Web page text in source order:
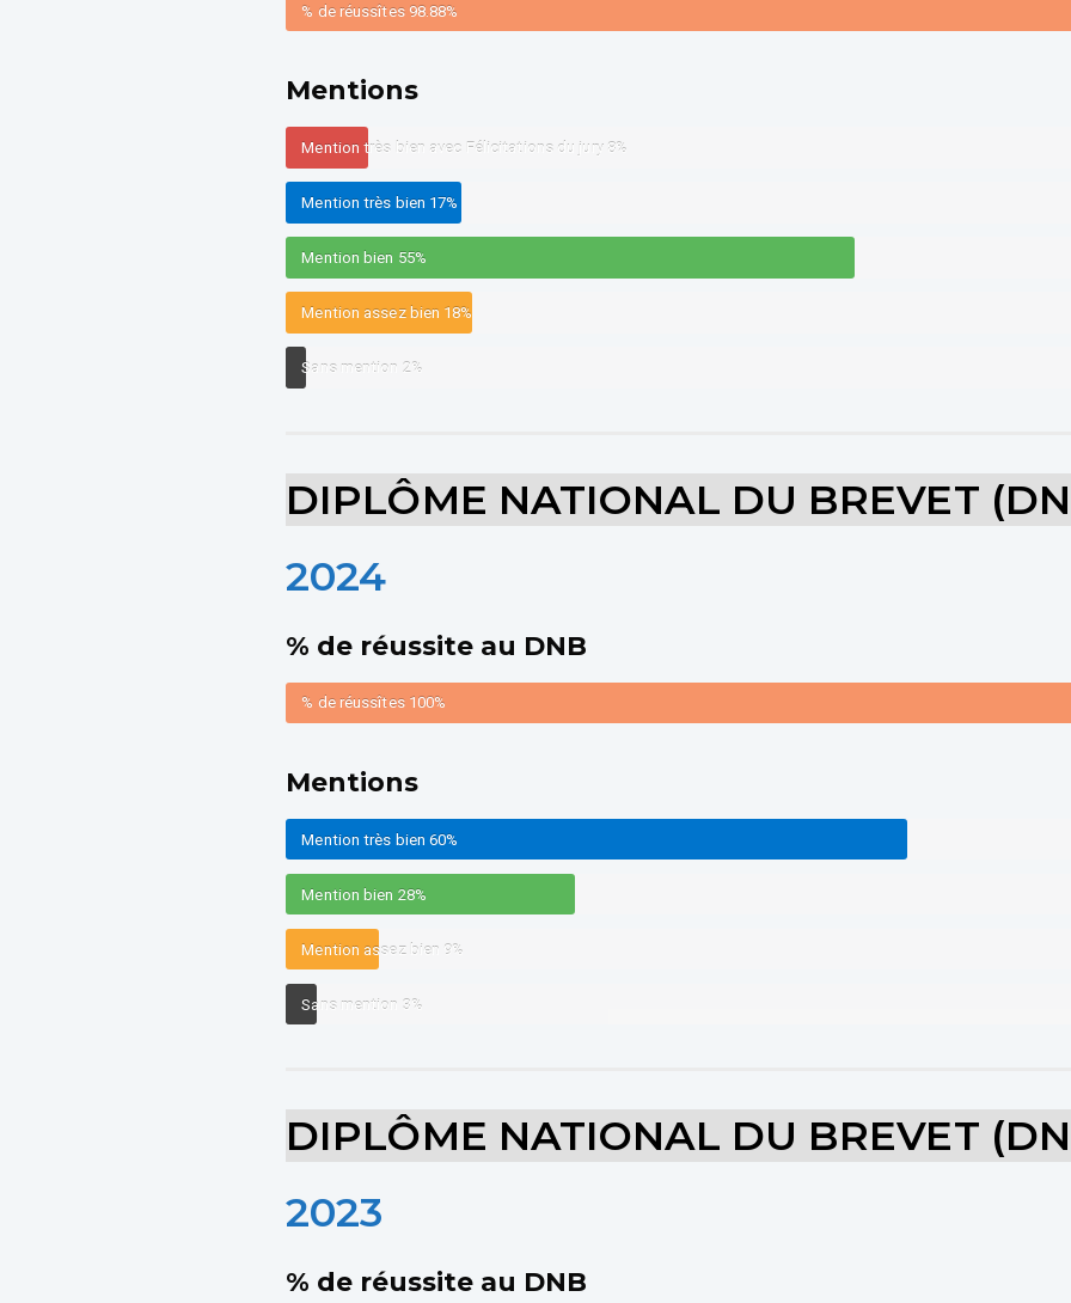
% de réussîtes 98.88%
Mentions
Mention très bien avec Félicitations du jury 8%
Mention très bien 17%
Mention bien 55%
Mention assez bien 18%
Sans mention 2%
DIPLÔME NATIONAL DU BREVET
2024
% de réussite au DNB
% de réussîtes 100%
Mentions
Mention très bien60%
Mention bien 28%
Mention assez bien 9%
Sans mention 3%
DIPLÔME NATIONAL DU BREVET
2023
% de réussite au DNB